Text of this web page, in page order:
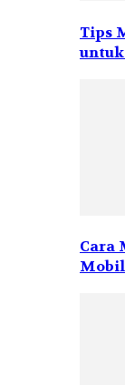
Tips
Cara
Mobil